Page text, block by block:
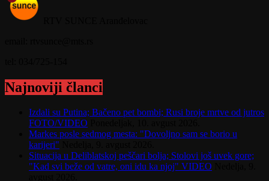
Najnoviji članci
Izdali su Putina; Bačeno pet bombi; Rusi broje mrtve od jutros
FOTO/VIDEO
Markes posle sedmog mesta: "Dovoljno sam se borio u
karijeri"
Situacija u Deliblatskoj peščari bolja; Stolovi još uvek gore;
"Kad svi beže od vatre, oni idu ka njoj" VIDEO